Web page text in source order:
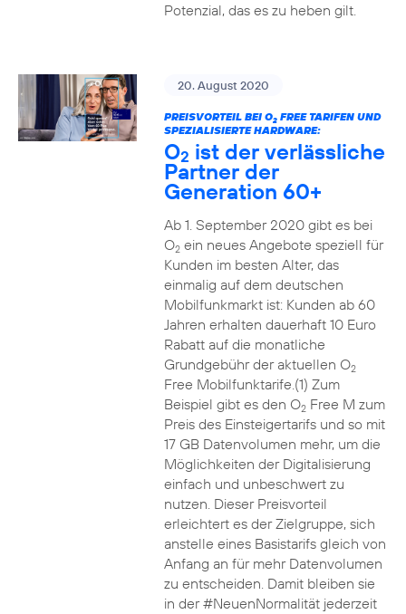
Potenzial, das es zu heben gilt.
20. August 2020
PREISVORTEIL BEI O2FREE TARIFEN UND
SPEZIALISIERTE HARDWARE:
O2 ist der verlässliche
Partner der
Generation 60+
Ab 1. September 2020 gibt es bei
O2ein neues Angebote speziell für
Kunden im besten Alter, das
einmalig auf dem deutschen
Mobilfunkmarkt ist: Kunden ab 60
Jahren erhalten dauerhaft 10 Euro
Rabatt auf die monatliche
Grundgebühr der aktuellen O2
Free Mobilfunktarife.(1) Zum
Beispiel gibt es den O2Free M zum
Preis des Einsteigertarifs und so mit
17 GB Datenvolumen mehr, um die
Möglichkeiten der Digitalisierung
einfach und unbeschwert zu
nutzen. Dieser Preisvorteil
erleichtert es der Zielgruppe, sich
anstelle eines Basistarifs gleich von
Anfang an für mehr Datenvolumen
zu entscheiden. Damit bleiben sie
in der #NeuenNormalität jederzeit